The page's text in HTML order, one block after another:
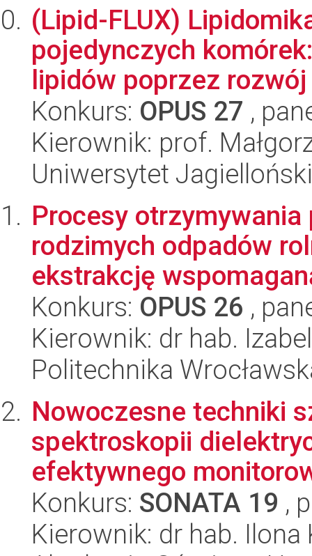
(Lipid-FLUX)
pojedynczych
lipidów poprzez
Konkurs: OPUS 27 ,
Kierownik: prof.
Uniwersytet Jagielloński
Procesy
rodzimych odpadów
ekstrakcję
Konkurs: OPUS 26 ,
Kierownik: dr hab.
Politechnika
Nowoczesne techniki
spektroskopii
efektywnego
Konkurs: SONATA 19 ,
Kierownik: dr hab. Ilona